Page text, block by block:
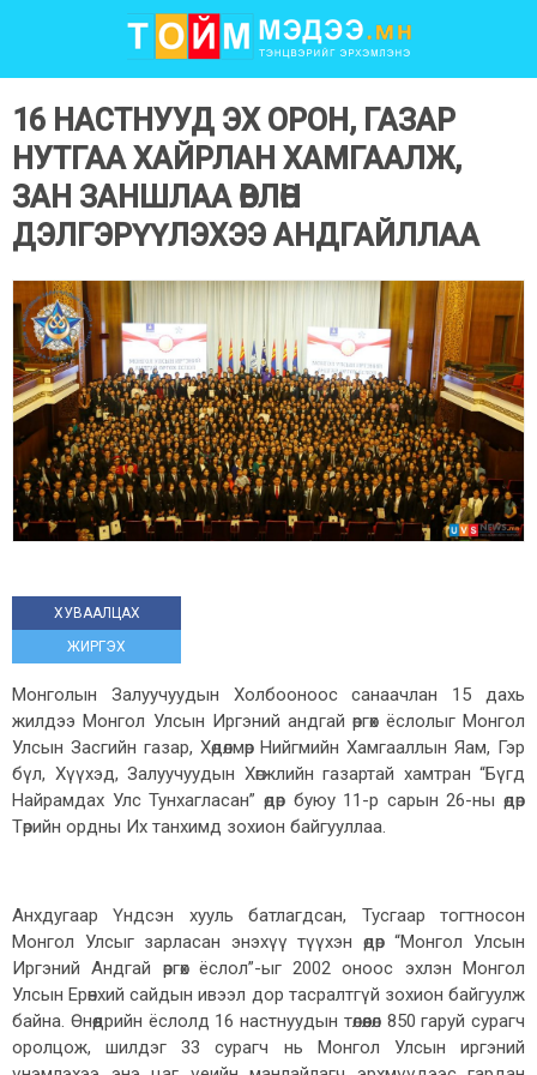
16 НАСТНУУД ЭХ ОРОН, ГАЗАР
НУТГАА ХАЙРЛАН ХАМГААЛЖ,
ЗАН ЗАНШЛАА ӨВЛӨН
ДЭЛГЭРҮҮЛЭХЭЭ АНДГАЙЛЛАА
ХУВААЛЦАХ
ЖИРГЭХ
Монголын Залуучуудын Холбооноос санаачлан 15 дахь
жилдээ Монгол Улсын Иргэний андгай өргөх ёслолыг Монгол
Улсын Засгийн газар, Хөдөлмөр Нийгмийн Хамгааллын Яам, Гэр
бүл, Хүүхэд, Залуучуудын Хөгжлийн газартай хамтран “Бүгд
Найрамдах Улс Тунхагласан” өдөр буюу 11-р сарын 26-ны өдөр
Төрийн ордны Их танхимд зохион байгууллаа.
Анхдугаар Үндсэн хууль батлагдсан, Тусгаар тогтносон
Монгол Улсыг зарласан энэхүү түүхэн өдөр “Монгол Улсын
Иргэний Андгай өргөх ёслол”-ыг 2002 оноос эхлэн Монгол
Улсын Ерөнхий сайдын ивээл дор тасралтгүй зохион байгуулж
байна. Өнөөдрийн ёслолд 16 настнуудын төлөөлөл 850 гаруй сурагч
оролцож, шилдэг 33 сурагч нь Монгол Улсын иргэний